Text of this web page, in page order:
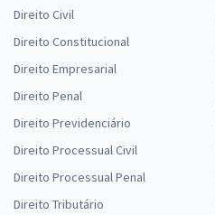
Direito Civil
Direito Constitucional
Direito Empresarial
Direito Penal
Direito Previdenciário
Direito Processual Civil
Direito Processual Penal
Direito Tributário